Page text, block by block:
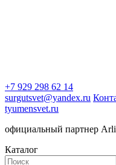
+7 929 298 62 14
surgutsvet@yandex.ru
tyumensvet.ru
официальный партнер
Каталог